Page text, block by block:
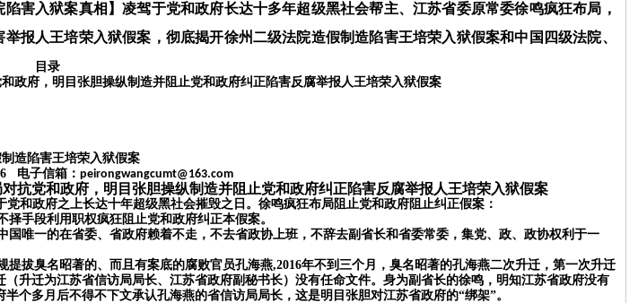
陷害入狱案真相 】凌驾于党和政府长达十多年超级黑社会帮主、江苏省委原常委徐鸣疯狂布局，
报人王培荣入狱假案 ，彻底揭开徐州二级法院造假制造陷害王培荣入狱假案和中国四级法院、
目录
政府，明目张胆操纵制造并阻止党和政府纠正陷害反腐举报人王培荣入狱假案
造陷害王培荣入狱假案
电子信箱：peirongwangcumt@163.com
抗党和政府，明目张胆操纵制造并阻止党和政府纠正陷害反腐举报人王培荣入狱假案
党和政府之上长达十年超级黑社会摧毁之日。徐鸣疯狂布局阻止党和政府阻止纠正假案：
手段利用职权疯狂阻止党和政府纠正本假案。
国唯一的在省委、省政府赖着不走，不去省政协上班，不辞去副省长和省委常委，集党、政、政协权利于一
提拔臭名昭著的、而且有案底的腐败官员孔海燕,2016年不到三个月，臭名昭著的孔海燕二次升迁，第一次升迁
升迁为江苏省信访局局长、江苏省政府副秘书长）没有任命文件。身为副省长的徐鸣，明知江苏省政府没有
个多月后不得不下文承认孔海燕的省信访局局长，这是明目张胆对江苏省政府的“绑架”。